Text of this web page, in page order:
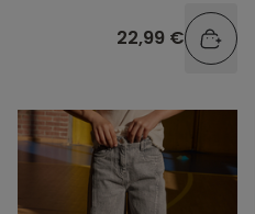
22,99 €